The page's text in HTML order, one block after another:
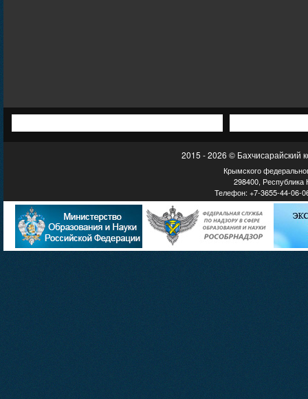
2015 - 2026 © Бахчисарайский
Крымского
298400, Республика
Телефон: +7-3655-44-06-